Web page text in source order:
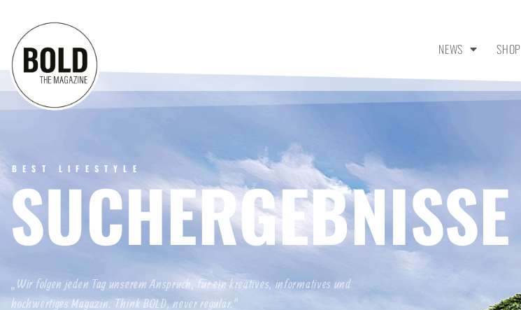
NEWS SHOP
BEST LIFESTYLE
SUCHERGEBNISSE
„Wir folgen jeden Tag unserem Anspruch, für ein kreatives, informatives und
hochwertiges Magazin. Think BOLD, never regular.“